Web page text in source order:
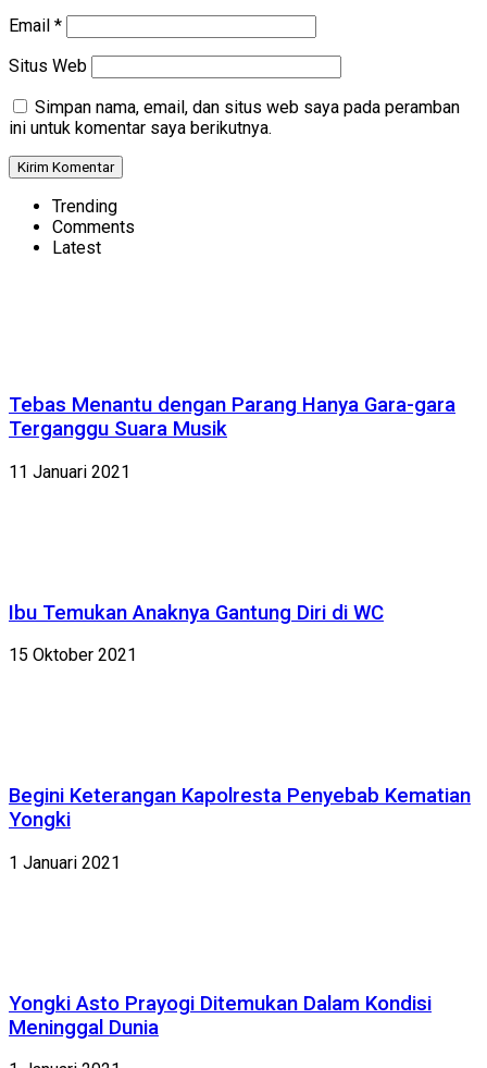
Email *
Situs Web
Simpan nama, email, dan situs web saya pada peramban
ini untuk komentar saya berikutnya.
Trending
Comments
Latest
Tebas Menantu dengan Parang Hanya Gara-gara
Terganggu Suara Musik
11 Januari 2021
Ibu Temukan Anaknya Gantung Diri di WC
15 Oktober 2021
Begini Keterangan Kapolresta Penyebab Kematian
Yongki
1 Januari 2021
Yongki Asto Prayogi Ditemukan Dalam Kondisi
Meninggal Dunia